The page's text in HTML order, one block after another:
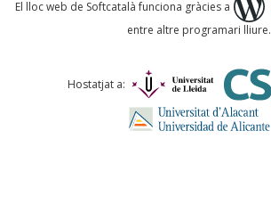
Comentari *
El lloc web de Softcatalà funciona gràcies a
entre altre programari lliure.
Hostatjat a: